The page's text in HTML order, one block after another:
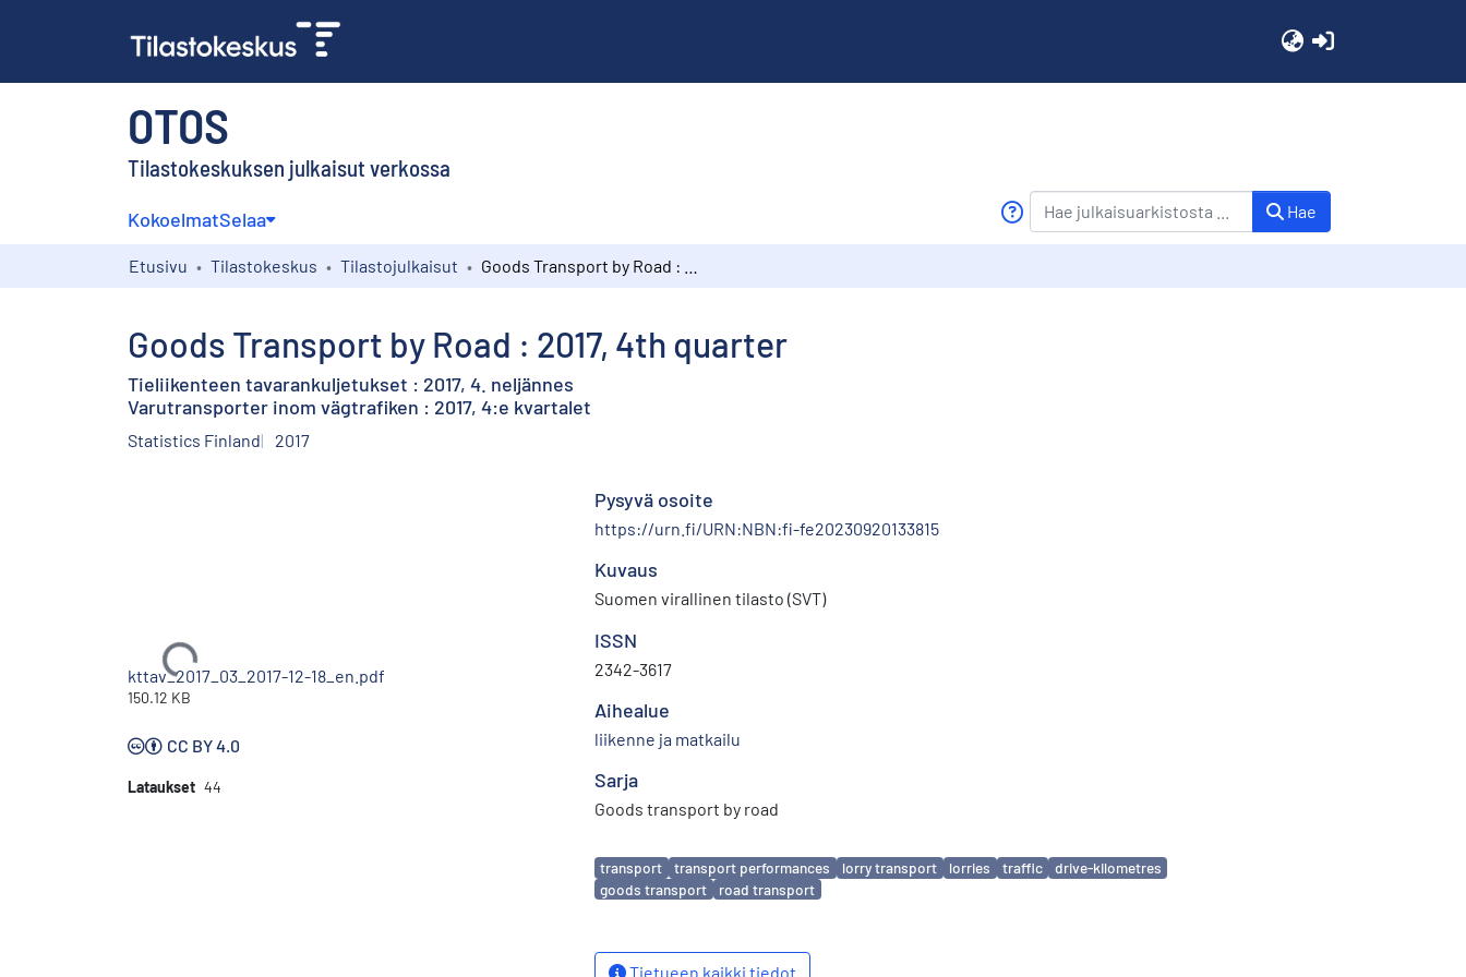
OTOS
Tilastokeskuksen julkaisut verkossa
KokoelmatSelaa Hae
Etusivu Tilastokeskus Tilastojulkaisut
Goods Transport by Road : 2017, 4th quarter
Tieliikenteen tavarankuljetukset : 2017, 4. neljännes
Varutransporter inom vägtrafiken : 2017, 4:e kvartalet
Statistics Finland 2017
Ladataan...
kttav_2017_03_2017-12-18_en.pdf
150.12 KB
CC BY 4.0
Lataukset 44
Pysyvä osoite
https://urn.fi/URN:NBN:fi-fe20230920133815
Kuvaus
Suomen virallinen tilasto (SVT)
ISSN
2342-3617
Aihealue
liikenne ja matkailu
Sarja
Goods transport by road
Avainsanat
transport transport performances lorry transport lorries traffic
drive-kilometres
goods transport
road transport
Tietueen kaikki tiedot